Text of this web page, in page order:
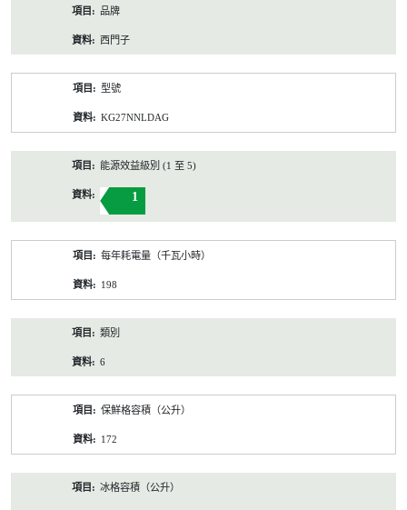
品牌
西門子
型號
KG27NNLDAG
能源效益級別 (1 至 5)
1
每年耗電量（千瓦小時）
198
類別
6
保鮮格容積（公升）
172
冰格容積（公升）